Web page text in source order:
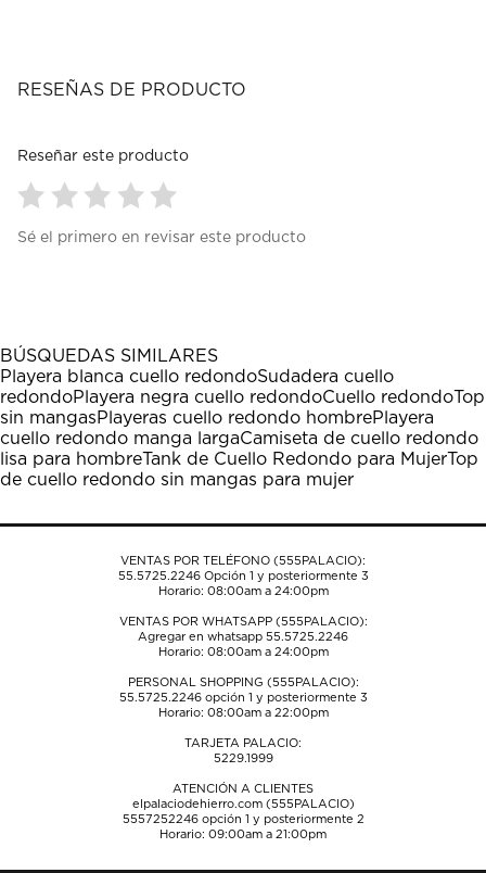
RESEÑAS DE PRODUCTO
Reseñar este producto
para
1
estrella
Esta
acción
abrirá
el
formulario
de
para
estrellas.
Esta
acción
abrirá
el
formulario
de
para
estrellas.
Esta
acción
abrirá
el
formulario
de
para
estrellas.
Esta
acción
abrirá
el
formulario
de
para
estrellas.
Esta
acción
abrirá
el
formulario
de
Sé el primero en revisar este producto
BÚSQUEDAS SIMILARES
Playera blanca cuello redondoSudadera cuello
redondoPlayera negra cuello redondoCuello redondoTop
sin mangasPlayeras cuello redondo hombrePlayera
cuello redondo manga largaCamiseta de cuello redondo
lisa para hombreTank de Cuello Redondo para MujerTop
de cuello redondo sin mangas para mujer
VENTAS POR TELÉFONO (555PALACIO):
55.5725.2246Opción 1 y posteriormente 3
Horario: 08:00am a 24:00pm
VENTAS POR WHATSAPP (555PALACIO):
Agregar en whatsapp 55.5725.2246
Horario: 08:00am a 24:00pm
PERSONAL SHOPPING (555PALACIO):
55.5725.2246opción 1 y posteriormente 3
Horario: 08:00am a 22:00pm
TARJETA PALACIO:
5229.1999
ATENCIÓN A CLIENTES
elpalaciodehierro.com (555PALACIO)
5557252246opción 1 y posteriormente 2
Horario: 09:00am a 21:00pm